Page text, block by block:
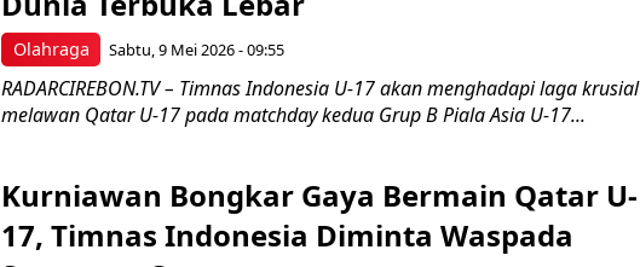
Olahraga Sabtu, 9 Mei 2026 - 09:55
RADARCIREBON.TV – Timnas Indonesia U-17 akan menghadapi laga krusial
melawan Qatar U-17 pada matchday kedua Grup B Piala Asia U-17...
Kurniawan Bongkar Gaya Bermain Qatar U-
17, Timnas Indonesia Diminta Waspada